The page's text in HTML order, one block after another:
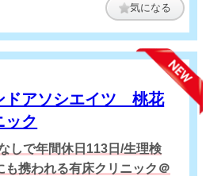
気になる
ドアソシエイツ 桃花
ック
しで年間休日113日/生理検
も携われる有床クリニック＠